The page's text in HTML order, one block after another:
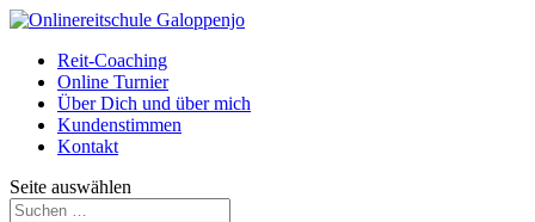
Reit-Coaching
Online Turnier
Über Dich und über mich
Kundenstimmen
Kontakt
Seite auswählen